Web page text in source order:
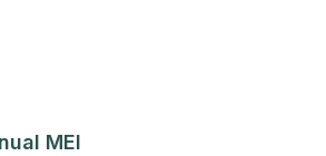
MEI